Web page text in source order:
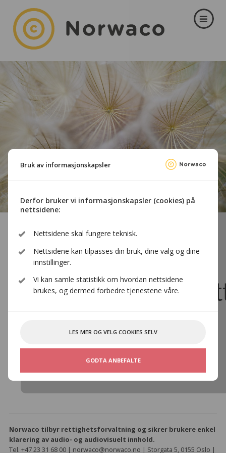
Bruk av informasjonskapsler
Derfor bruker vi informasjonskapsler (cookies) på
nettsidene:
Nettsidene skal fungere teknisk.
Nettsidene kan tilpasses din bruk, dine valg og dine
innstillinger.
Vi kan samle statistikk om hvordan nettsidene
brukes, og dermed forbedre tjenestene våre.
LES MER OG VELG COOKIES SELV
GODTA ANBEFALTE
Norske Barne- og
ungdomsbokforfattere
Norwaco tilbyr rettighetsforvaltning og sikrer brukere enkel
klarering av audio- og audiovisuelt innhold.
Tel. +47 23 31 68 00 | norwaco@norwaco.no | Storgata 5, 0155 Oslo |